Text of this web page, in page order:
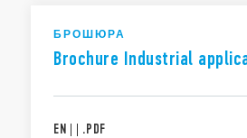
БРОШЮРА
Brochure Industrial
EN | | .PDF